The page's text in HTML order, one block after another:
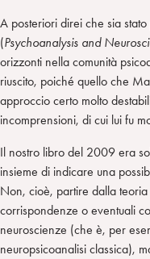
A posteriori direi che sia
(Psychoanalysis and
orizzonti nella comunità
riuscito, poiché quello che
approccio certo molto
incomprensioni, di cui lui fu
Il nostro libro del 2009 era
insieme di indicare una
Non, cioè, partire dalla
corrispondenze o eventuali
neuroscienze (che è, per
neuropsicoanalisi classica),